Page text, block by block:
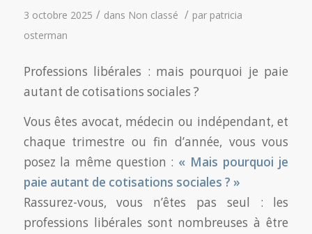
3 octobre 2025 / dans Non classé / par patricia
osterman
Professions libérales : mais pourquoi je paie
autant de cotisations sociales ?
Vous êtes avocat, médecin ou indépendant, et
chaque trimestre ou fin d’année, vous vous
posez la même question : « Mais pourquoi je
paie autant de cotisations sociales ? »
Rassurez-vous, vous n’êtes pas seul : les
professions libérales sont nombreuses à être